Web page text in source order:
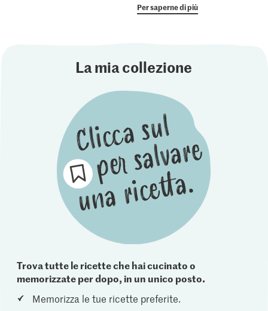
Per saperne di più
La mia collezione
Trova tutte le ricette che hai cucinato o
memorizzate per dopo, in un unico posto.
Memorizza le tue ricette preferite.